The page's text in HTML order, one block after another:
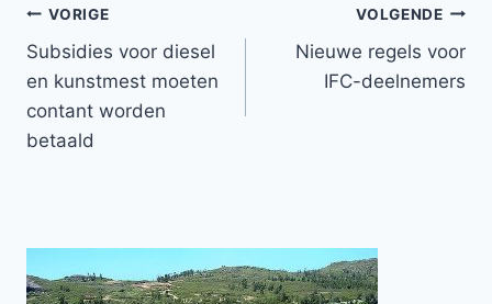
Bericht
navigatie
VORIGE
Subsidies voor diesel
en kunstmest moeten
contant worden
betaald
VOLGENDE
Nieuwe regels voor
IFC-deelnemers